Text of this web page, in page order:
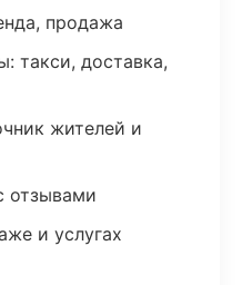
продажа
такси, доставка,
жителей и
отзывами
и услугах